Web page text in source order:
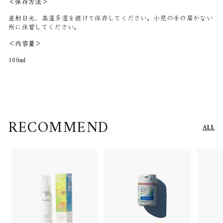
直射日光、高温多湿を避けて保存してください。小児の手の届かない
所に保管してください。
＜内容量＞
100ml
RECOMMEND ALL